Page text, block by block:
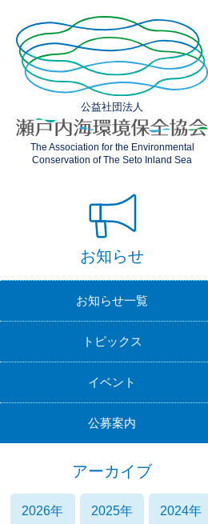
公益社団法人
The Association for the Environmental
Conservation of The Seto Inland Sea
お知らせ
お知らせ一覧
トピックス
イベント
公募案内
アーカイブ
2026年 2025年 2024年